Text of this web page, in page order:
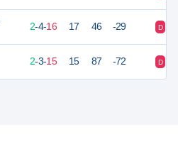
2-4-16 17 46 -29 D
2-3-15 15 87 -72 D